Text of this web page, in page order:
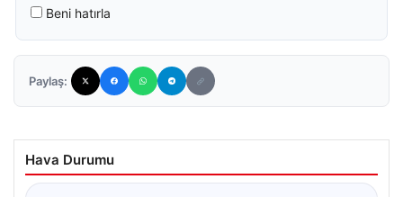
Beni hatırla
Paylaş:
Hava Durumu